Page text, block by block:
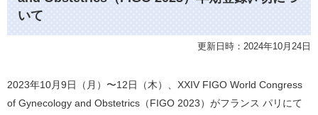
いて
更新日時：2024年10月24日
2023年10⽉9⽇（月）〜12⽇（木）、XXIV FIGO World Congress
of Gynecology and Obstetrics（FIGO 2023）がフランス パリにて